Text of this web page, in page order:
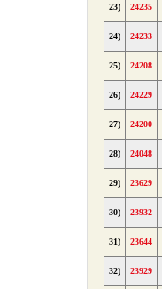
23) 24235
24) 24233
25) 24208
26) 24229
27) 24200
28) 24048
29) 23629
30) 23932
31) 23644
32) 23929